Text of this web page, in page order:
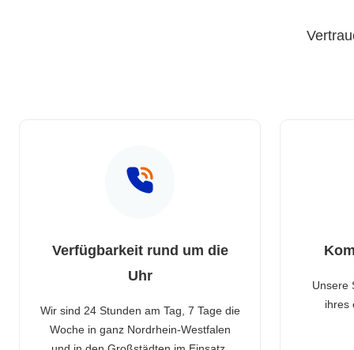
Verfügbarkeit rund um die
Uhr
Wir sind 24 Stunden am Tag, 7 Tage die
Woche in ganz Nordrhein-Westfalen
Unsere
ihres